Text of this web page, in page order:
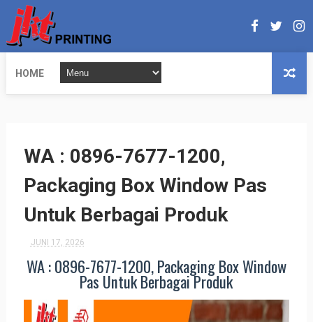
HOME
WA : 0896-7677-1200,
Packaging Box Window Pas
Untuk Berbagai Produk
JUNI 17, 2026
WA : 0896-7677-1200, Packaging Box Window
Pas Untuk Berbagai Produk